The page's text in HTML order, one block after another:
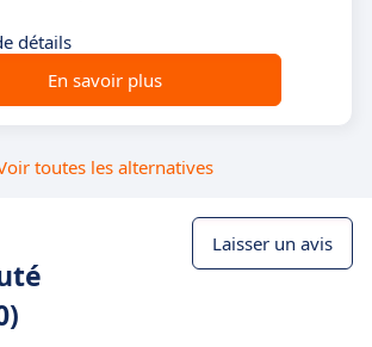
détails
En savoir plus
toutes les alternatives
Laisser un avis